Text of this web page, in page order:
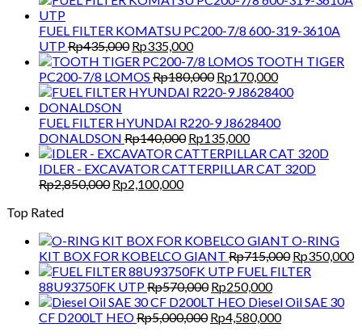
FUEL FILTER KOMATSU PC200-7/8 600-319-3610A
UTPRp435,000 Original
price
was:
Rp435,000.
Rp335,000Current
price
is:
Rp335,000.
TOOTH TIGER
PC200-7/8 LOMOS Rp180,000 Original
price
Rp180,000.
Rp170,000Current
price
Rp170,000.
FUEL FILTER HYUNDAI R220-9 J8628400
DONALDSON Rp140,000 Original
price
was:
Rp135,000Current
price
is:
IDLER - EXCAVATOR CATTERPILLAR CAT 320D
Rp2,850,000 Original
Rp2,100,000Current
Top Rated
O-RING
KIT BOX FOR KOBELCO GIANT Rp715,000 Original
price
Rp715,000.
Rp350,000
FUEL FILTER
88U93750FK UTPRp570,000 Original
price
was:
Rp250,000Current
price
is:
Diesel Oil SAE 30
CF D200LT HEORp5,000,000 Original
Rp4,580,000Current